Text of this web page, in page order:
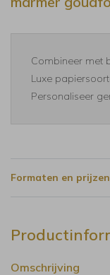
Combineer met
Luxe
Personaliseer
Formaten en prijzen
Omschrijving